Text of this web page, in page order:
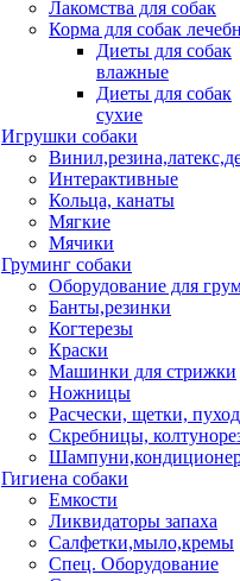
Лакомства для собак
Корма для собак
Диеты для собак
влажные
Диеты для собак
сухие
Игрушки собаки
Интерактивные
Кольца, канаты
Мягкие
Мячики
Груминг собаки
Оборудование для
Банты,резинки
Когтерезы
Краски
Машинки для стрижки
Ножницы
Расчески, щетки,
Скребницы,
Гигиена собаки
Емкости
Ликвидаторы запаха
Салфетки,мыло,кремы
Спец. Оборудование